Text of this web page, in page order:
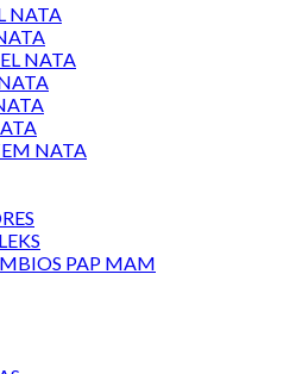
NATA
NATA
NATA
PAP MAM